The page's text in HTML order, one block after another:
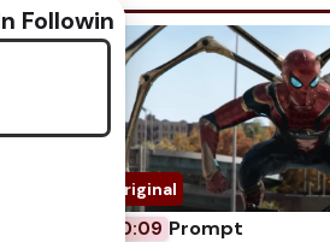
Following Subtitles
0:09 Prompt